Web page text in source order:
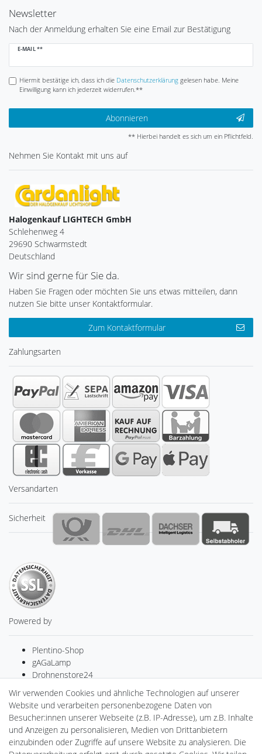
Newsletter
Nach der Anmeldung erhalten Sie eine Email zur Bestätigung
E-MAIL **
Newsletter
Hiermit bestätige ich, dass ich die Daten­schutz­erklärunggelesen habe. Meine
Einwilligung kann ich jederzeit widerrufen.**
Abonnieren
** Hierbei handelt es sich um ein Pflichtfeld.
Nehmen Sie Kontakt mit uns auf
Halogenkauf LIGHTECH GmbH
Schlehenweg 4
29690 Schwarmstedt
Deutschland
Wir sind gerne für Sie da.
Haben Sie Fragen oder möchten Sie uns etwas mitteilen, dann
nutzen Sie bitte unser Kontaktformular.
Zum Kontaktformular
Zahlungsarten
Versandarten
Sicherheit
Powered by
Plentino-Shop
gAGaLamp
Drohnenstore24
MeinUSB
Batteriespeicher
PlentiSolar
Gebrauchtlicht
Ledkauf
DEYESOLAR
Wir verwenden Cookies und ähnliche Technologien auf unserer
Website und verarbeiten personenbezogene Daten von
Besucher:innen unserer Webseite (z.B. IP-Adresse), um z.B. Inhalte
und Anzeigen zu personalisieren, Medien von Drittanbietern
einzubinden oder Zugriffe auf unsere Website zu analysieren. Die